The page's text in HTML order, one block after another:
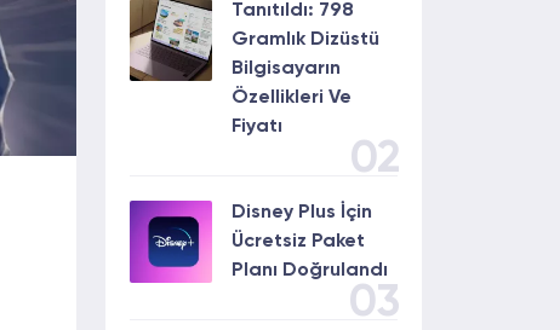
Tanıtıldı: 798
Gramlık Dizüstü
Bilgisayarın
Özellikleri Ve
Fiyatı
02
Disney Plus İçin
Ücretsiz Paket
Planı Doğrulandı
03